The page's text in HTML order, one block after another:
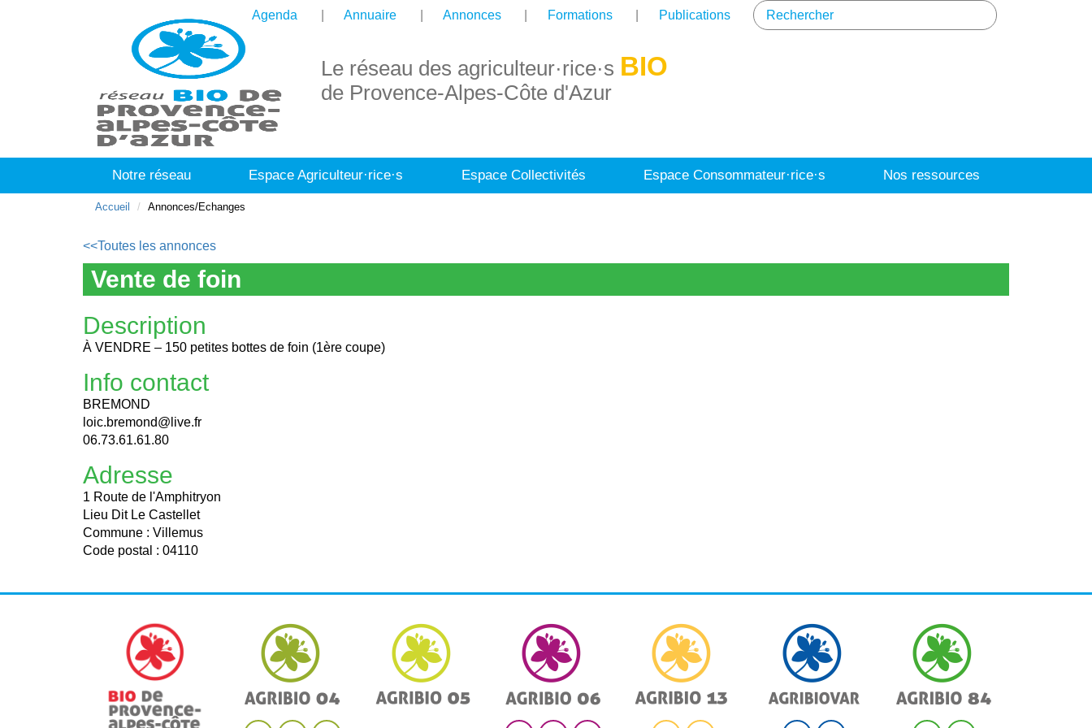
Agenda Annuaire Annonces Formations Publications
Le réseau des agriculteur·rice·s BIO
de Provence-Alpes-Côte d'Azur
Notre réseau Espace Agriculteur·rice·s Espace Collectivités Espace Consommateur·rice·s Nos ressources
Accueil Annonces/Echanges
<<Toutes les annonces
Vente de foin
Description
À VENDRE – 150 petites bottes de foin (1ère coupe)
Info contact
BREMOND
loic.bremond@live.fr
06.73.61.61.80
Adresse
1 Route de l'Amphitryon
Lieu Dit Le Castellet
Commune : Villemus
Code postal : 04110